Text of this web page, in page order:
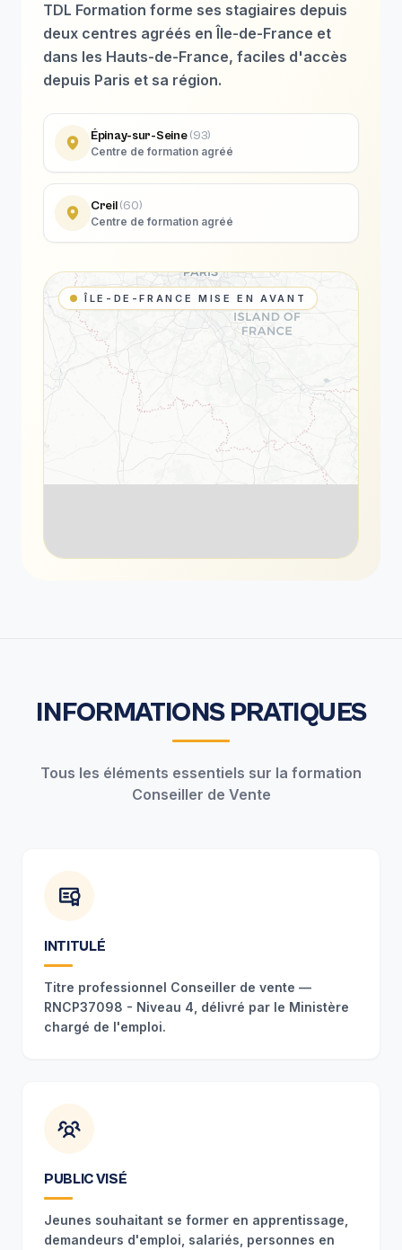
TDL Formation forme ses stagiaires depuis
deux centres agréés en Île-de-France et
dans les Hauts-de-France, faciles d'accès
depuis Paris et sa région.
Épinay-sur-Seine (93)
Centre de formation agréé
Creil (60)
Centre de formation agréé
ÎLE-DE-FRANCE MISE EN AVANT
INFORMATIONS PRATIQUES
Tous les éléments essentiels sur la formation
Conseiller de Vente
INTITULÉ
Titre professionnel Conseiller de vente —
RNCP37098 - Niveau 4, délivré par le Ministère
chargé de l'emploi.
PUBLIC VISÉ
Jeunes souhaitant se former en apprentissage,
demandeurs d'emploi, salariés, personnes en